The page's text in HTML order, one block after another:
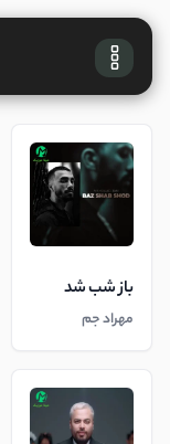
باز شب شد
مهراد جم